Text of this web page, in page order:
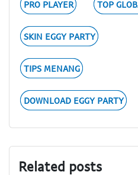
PRO PLAYER TOP
SKIN EGGY PARTY
TIPS MENANG
DOWNLOAD EGGY PARTY
Related posts